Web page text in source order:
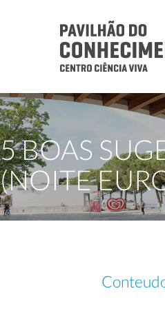
5 BOAS
(NOITE